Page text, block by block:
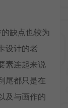
缺点也较为
设计的老
素连起来说
尾都只是在
及与画作的